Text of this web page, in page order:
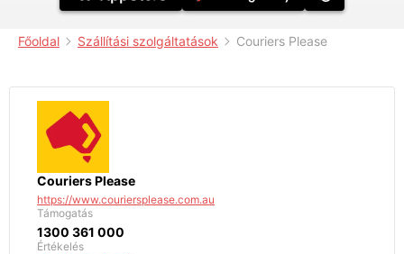
Főoldal Szállítási szolgáltatások Couriers Please
Couriers Please
https://www.couriersplease.com.au
Támogatás
1300 361 000
Értékelés